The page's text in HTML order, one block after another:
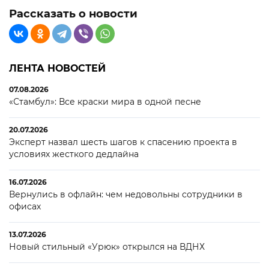
Рассказать о новости
ЛЕНТА НОВОСТЕЙ
07.08.2026
«Стамбул»: Все краски мира в одной песне
20.07.2026
Эксперт назвал шесть шагов к спасению проекта в
условиях жесткого дедлайна
16.07.2026
Вернулись в офлайн: чем недовольны сотрудники в
офисах
13.07.2026
Новый стильный «Урюк» открылся на ВДНХ